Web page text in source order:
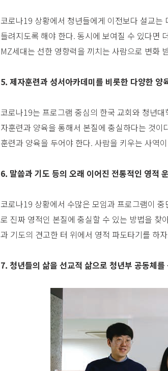
코로나19 상황에서 청년들에게 이전보다 설교
들려지도록 해야 한다. 동시에 보여질 수 있다면
MZ세대는 선한 영향력을 끼치는 사람으로 변화
5. 제자훈련과 성서아카데미를 비롯한 다양한
코로나19는 프로그램 중심의 한국 교회와 청년
자훈련과 양육을 통해서 본질에 충실하다는 것
훈련과 양육을 두어야 한다. 사람을 키우는 사역
6. 말씀과 기도 등의 오래 이어진 전통적인 영적
코로나19 상황에서 수많은 모임과 프로그램이
로 진짜 영적인 본질에 충실할 수 있는 방법을 찾
과 기도의 견고한 터 위에서 영적 파도타기를 하
7. 청년들의 삶을 선교적 삶으로 청년부 공동체